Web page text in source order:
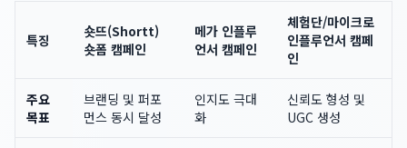
특징
숏뜨(Shortt)
숏폼 캠페인
메가 인플루
언서 캠페인
체험단/마이크로
인플루언서 캠페
인
주요
목표
브랜딩 및 퍼포
먼스 동시 달성
인지도 극대
화
신뢰도 형성 및
UGC 생성